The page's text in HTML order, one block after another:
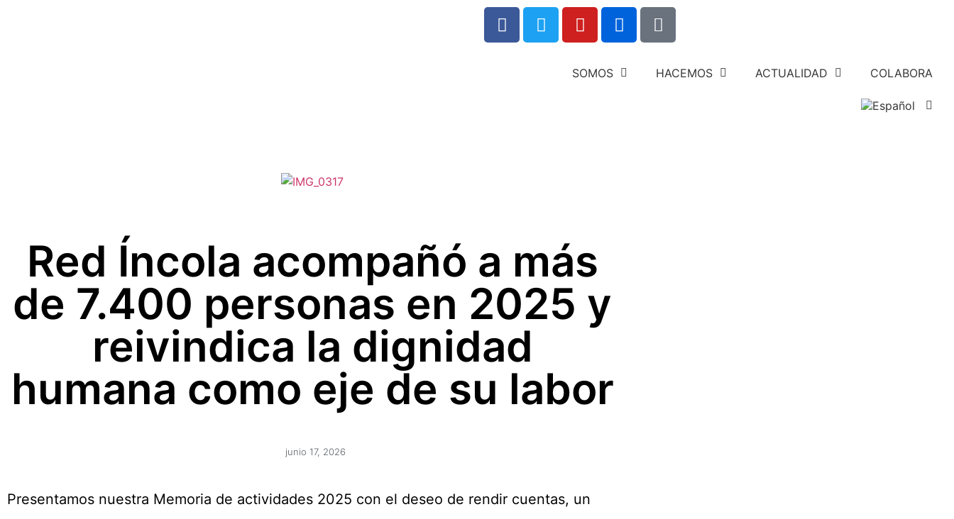
SOMOS HACEMOS ACTUALIDAD COLABORA
Red Íncola acompañó a más
de 7.400 personas en 2025 y
reivindica la dignidad
humana como eje de su labor
junio 17, 2026
Presentamos nuestra Memoria de actividades 2025 con el deseo de rendir cuentas, un